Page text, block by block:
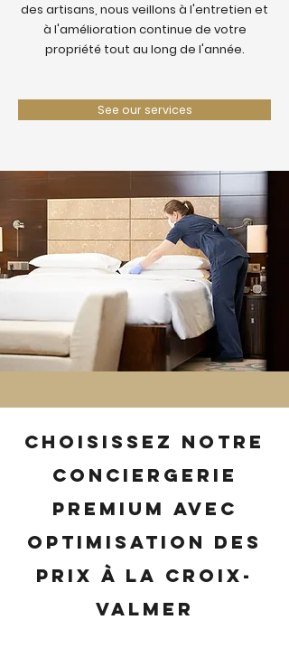
des artisans, nous veillons à l'entretien et
à l'amélioration continue de votre
propriété tout au long de l'année.
See our services
Choisissez notre
conciergerie
premium avec
optimisation des
prix à La Croix-
Valmer